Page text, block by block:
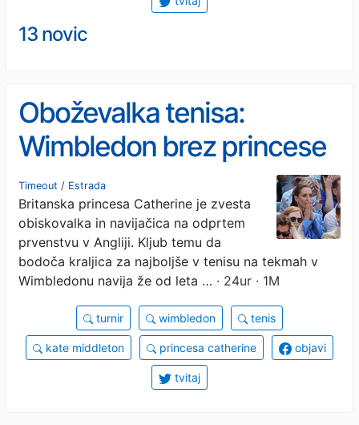
13 novic
Oboževalka tenisa:
Wimbledon brez princese
Catherine ne bi bil enak
Timeout / Estrada
Britanska princesa Catherine je zvesta
obiskovalka in navijačica na odprtem
prvenstvu v Angliji. Kljub temu da
bodoča kraljica za najboljše v tenisu na tekmah v
Wimbledonu navija že od leta … · 24ur · 1M
turnir wimbledon tenis
kate middleton princesa catherine objavi
tvitaj